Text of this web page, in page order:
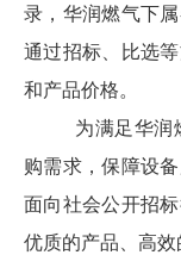
录，华润燃气下
通过招标、比选
和产品价格。
为满足华润
购需求，保障设
面向社会公开招
优质的产品、高